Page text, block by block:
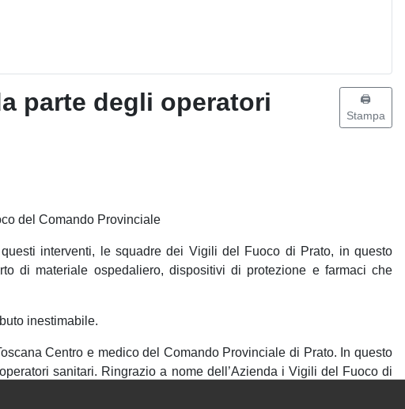
parte degli operatori
🖨️
Stampa
del Comando Provinciale
interventi, le squadre dei Vigili del Fuoco di Prato, in questo
di materiale ospedaliero, dispositivi di protezione e farmaci che
inestimabile.
Centro e medico del Comando Provinciale di Prato. In questo
sanitari. Ringrazio a nome dell’Azienda i Vigili del Fuoco di